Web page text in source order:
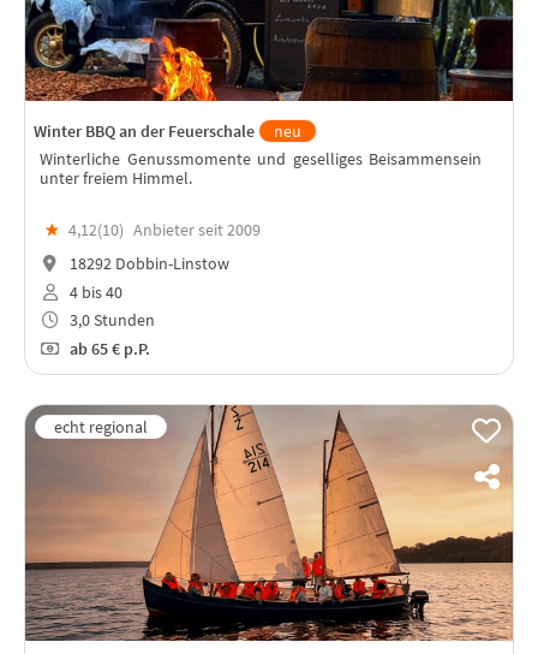
Winter BBQ an der Feuerschale
neu
Winterliche Genussmomente und geselliges Beisammensein
unter freiem Himmel.
★ 4,12(10) Anbieter seit 2009
18292 Dobbin-Linstow
4 bis 40
3,0 Stunden
ab65 € p.P.